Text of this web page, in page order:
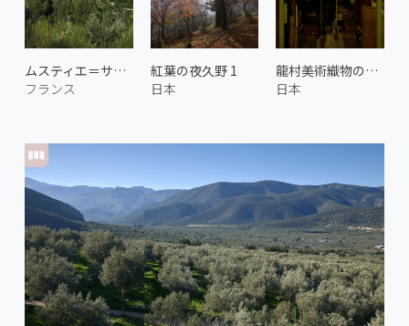
ムスティエ＝サント＝マリー 2
フランス
紅葉の夜久野 1
日本
龍村美術織物の機織り
日本